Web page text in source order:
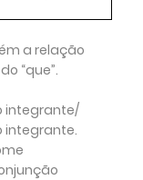
a relação
“que”.
integrante/
integrante.